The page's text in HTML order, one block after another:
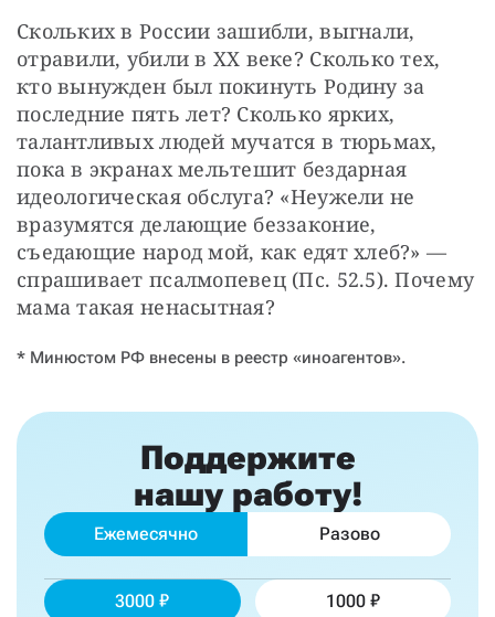
Скольких в России зашибли, выгнали,
отравили, убили в XX веке? Сколько тех,
кто вынужден был покинуть Родину за
последние пять лет? Сколько ярких,
талантливых людей мучатся в тюрьмах,
пока в экранах мельтешит бездарная
идеологическая обслуга? «Неужели не
вразумятся делающие беззаконие,
съедающие народ мой, как едят хлеб?» —
спрашивает псалмопевец (Пс. 52.5). Почему
мама такая ненасытная?
* Минюстом РФ внесены в реестр «иноагентов».
Поддержите
нашу работу!
Ежемесячно Разово
3000 1000